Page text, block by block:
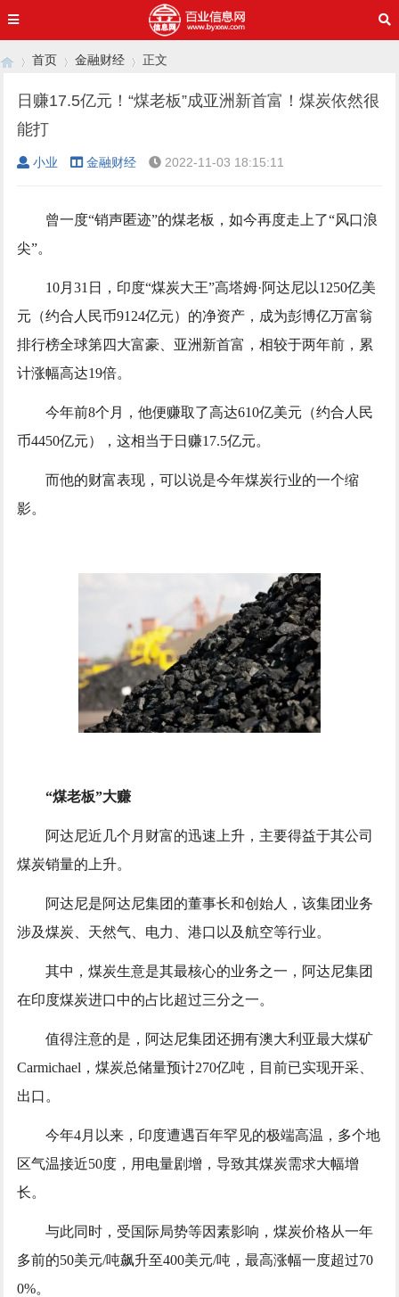
›
首页 金融财经 正文
日赚17.5亿元！“煤老板”成亚洲新首富！煤炭依然很
能打
小业 金融财经 2022-11-03 18:15:11
曾一度“销声匿迹”的煤老板，如今再度走上了“风口浪
尖”。
10月31日，印度“煤炭大王”高塔姆·阿达尼以1250亿美
元（约合人民币9124亿元）的净资产，成为彭博亿万富翁
排行榜全球第四大富豪、亚洲新首富，相较于两年前，累
计涨幅高达19倍。
今年前8个月，他便赚取了高达610亿美元（约合人民
币4450亿元），这相当于日赚17.5亿元。
而他的财富表现，可以说是今年煤炭行业的一个缩
影。
“煤老板”大赚
阿达尼近几个月财富的迅速上升，主要得益于其公司
煤炭销量的上升。
阿达尼是阿达尼集团的董事长和创始人，该集团业务
涉及煤炭、天然气、电力、港口以及航空等行业。
其中，煤炭生意是其最核心的业务之一，阿达尼集团
在印度煤炭进口中的占比超过三分之一。
值得注意的是，阿达尼集团还拥有澳大利亚最大煤矿
Carmichael，煤炭总储量预计270亿吨，目前已实现开采、
出口。
今年4月以来，印度遭遇百年罕见的极端高温，多个地
区气温接近50度，用电量剧增，导致其煤炭需求大幅增
长。
与此同时，受国际局势等因素影响，煤炭价格从一年
多前的50美元/吨飙升至400美元/吨，最高涨幅一度超过70
0%。